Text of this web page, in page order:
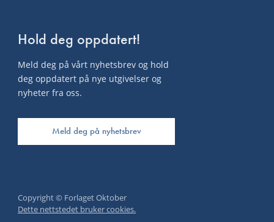
Hold deg oppdatert!
Meld deg på vårt nyhetsbrev og hold
deg oppdatert på nye utgivelser og
nyheter fra oss.
Meld deg på nyhetsbrev
Copyright © Forlaget Oktober
Dette nettstedet bruker cookies.